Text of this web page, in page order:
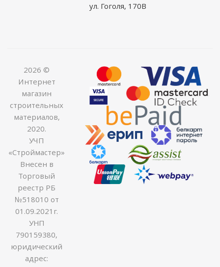
ул. Гоголя, 170В
2026 ©
Интернет
магазин
строительных
материалов,
2020.
УЧП
«Строймастер»
Внесен в
Торговый
реестр РБ
№518010 от
01.09.2021г.
УНП
790159380,
юридический
адрес: